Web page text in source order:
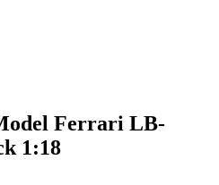
Ferrari LB-
1:18